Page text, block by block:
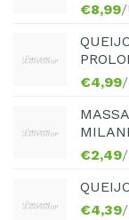
€8,99/
€4,99
€2,49
€4,39